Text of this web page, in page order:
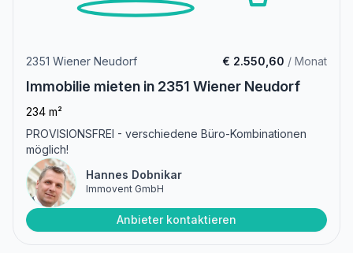
2351 Wiener Neudorf € 2.550,60 / Monat
Immobilie mieten in 2351 Wiener Neudorf
234 m²
PROVISIONSFREI - verschiedene Büro-Kombinationen
möglich!
Hannes Dobnikar
Immovent GmbH
Anbieter kontaktieren